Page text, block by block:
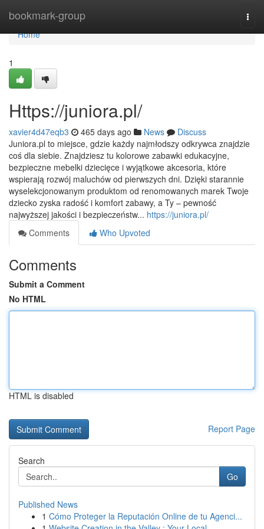
bookmark-group
Home
Home
1
Https://juniora.pl/
xavier4d47eqb3 465 days ago News
Discuss
Juniora.pl to miejsce, gdzie każdy najmłodszy odkrywca znajdzie
coś dla siebie. Znajdziesz tu kolorowe zabawki edukacyjne,
bezpieczne mebelki dziecięce i wyjątkowe akcesoria, które
wspierają rozwój maluchów od pierwszych dni. Dzięki starannie
wyselekcjonowanym produktom od renomowanych marek Twoje
dziecko zyska radość i komfort zabawy, a Ty – pewność
najwyższej jakości i bezpieczeństw... https://juniora.pl/
Comments
Who Upvoted
Comments
Submit a Comment
No HTML
HTML is disabled
Report Page
Search
Go
Published News
1 Cómo Proteger la Reputación Online de tu Agenci...